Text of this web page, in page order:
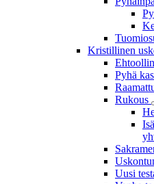
Kristillinen
Pyhä
Rukous
Uusi